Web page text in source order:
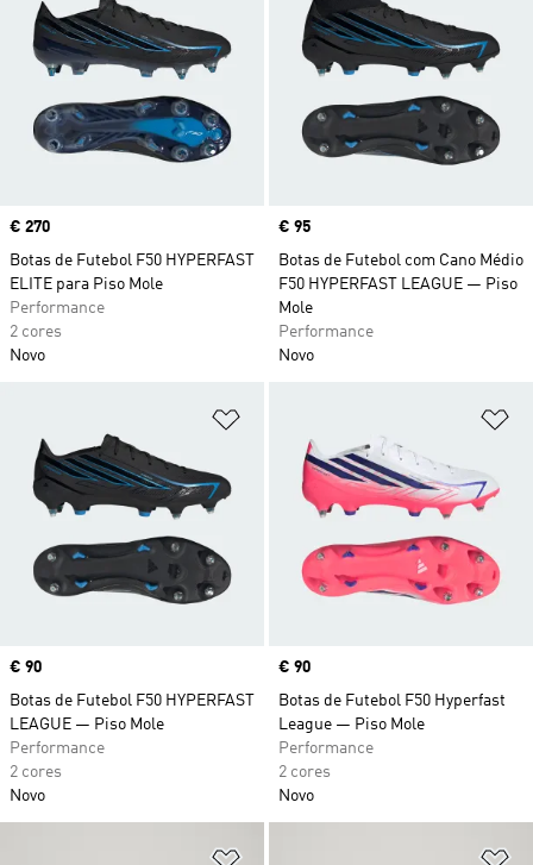
Price
€ 270
Botas de Futebol F50 HYPERFAST
ELITE para Piso Mole
Performance
2 cores
Novo
Price
€ 95
Botas de Futebol com Cano Médio
F50 HYPERFAST LEAGUE — Piso
Mole
Performance
Novo
Price
€ 90
Botas de Futebol F50 HYPERFAST
LEAGUE — Piso Mole
Performance
2 cores
Novo
Price
€ 90
Botas de Futebol F50 Hyperfast
League — Piso Mole
Performance
2 cores
Novo
Adicionar à Lista de Desejos